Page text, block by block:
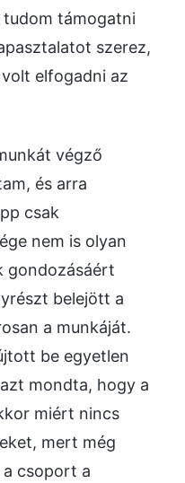
tudom támogatni
szerez,
elfogadni az
végző
és arra
csak
nem is olyan
gondozásáért
belejött a
a munkáját.
be egyetlen
mondta, hogy a
miért nincs
mert még
a csoport a